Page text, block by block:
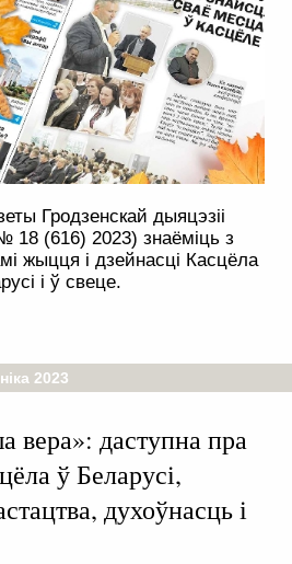
Гродзенскай дыяцэзіі
(616) 2023) знаёміць з
жыцця і дзейнасці Касцёла
і ў свеце.
2023
вера»: даступна пра
ў Беларусі,
духоўнасць і